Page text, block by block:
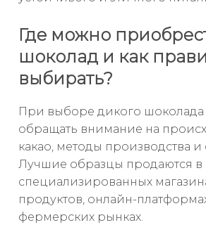
Где можно
шоколад и как
выбирать?
При выборе дикого
обращать внимание на
какао, методы производства
Лучшие образцы продаются в
специализированных
продуктов, онлайн-
фермерских рынках.